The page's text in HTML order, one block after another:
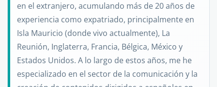
en el extranjero, acumulando más de 20 años de
experiencia como expatriado, principalmente en
Isla Mauricio (donde vivo actualmente), La
Reunión, Inglaterra, Francia, Bélgica, México y
Estados Unidos. A lo largo de estos años, me he
especializado en el sector de la comunicación y la